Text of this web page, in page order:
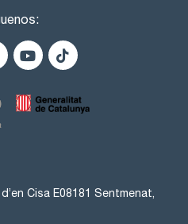
Cisa E08181 Sentmenat,